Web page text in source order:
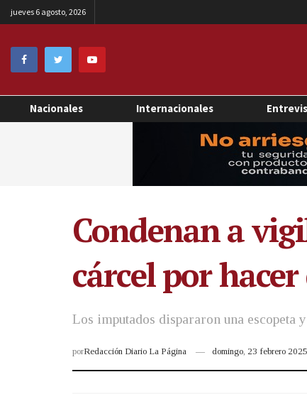
jueves 6 agosto, 2026
Nacionales Internacionales
Condenan a
cárcel por
Los imputados dispararon una escopeta
porRedacción Diario La Página domingo, 23 febrero